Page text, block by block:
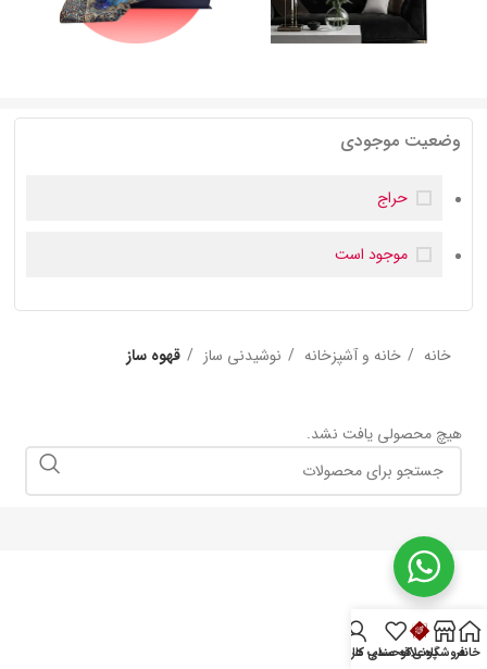
وضعیت موجودی
حراج
موجود است
خانه خانه و آشپزخانه نوشیدنی ساز قهوه ساز
هیچ محصولی یافت نشد.
خانهفروشگاهپونی‌کو
علاقه مندی ها
حساب کاربری من